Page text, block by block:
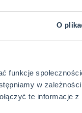
O
funkcje
w
te informacje
skorzystać z
koszty ich
kół czy dętek
Twojego auta
samochodem na
a ceną rynkową po